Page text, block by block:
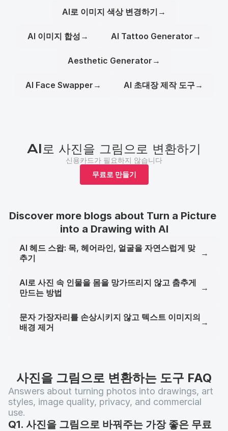
AI로 이미지 색상 변경하기 →
AI 이미지 합성 → AI Tattoo Generator →
Aesthetic Generator →
AI Face Swapper → AI 초대장 제작 도구→
AI로 사진을 그림으로 변환하기
신용카드가 필요하지 않습니다
무료로 만들기
Discover more blogs about Turn a Picture
into a Drawing with AI
AI 헤드 스왑: 목, 헤어라인, 얼굴을 자연스럽게 맞
추기
→
AI로 사진 속 인물을 몸을 망가뜨리지 않고 춤추게
만드는 방법
→
문자 가장자리를 손상시키지 않고 텍스트 이미지의
배경 제거
→
사진을 그림으로 변환하는 도구 FAQ
Answers about turning photos into drawings, art
styles, image quality, privacy, and commercial
use.
Q1. 사진을 그림으로 바꿔주는 가장 좋은 무료